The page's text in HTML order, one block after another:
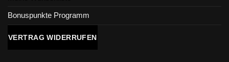
Bonuspunkte Programm
VERTRAG WIDERRUFEN